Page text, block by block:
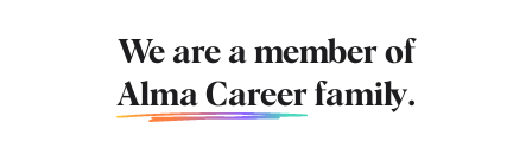
We are a member of
Alma Career family.